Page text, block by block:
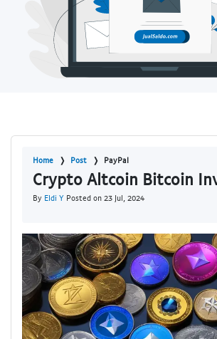
Home Post PayPal
Crypto Altcoin Bitcoin
By Eldi Y Posted on 23 Jul, 2024